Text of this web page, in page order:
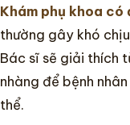
Khám phụ khoa có
thường gây khó
Bác sĩ sẽ giải thích
nhàng để bệnh
thể.